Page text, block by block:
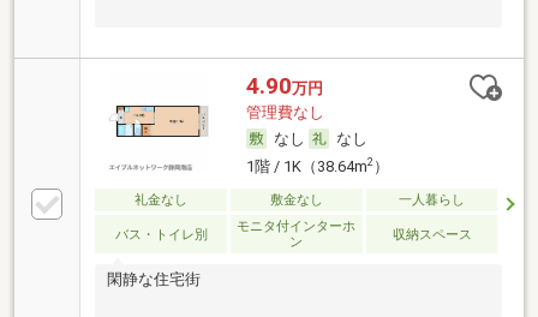
4.90万円
管理費なし
なし
なし
1階 / 1K（38.64m2）
礼金なし 敷金なし 一人暮らし
バス・トイレ別
モニタ付インターホ
ン
収納スペース
閑静な住宅街